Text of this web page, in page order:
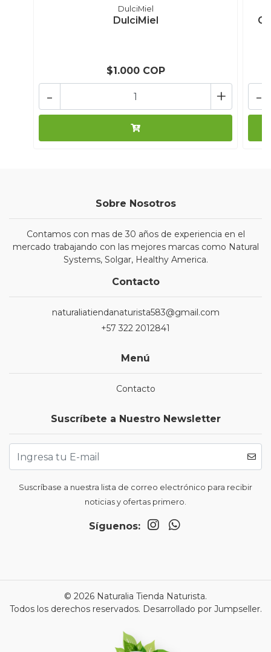
DulciMiel
DulciMiel
$1.000 COP
+
- -
Sobre Nosotros
Contamos con mas de 30 años de experiencia en el
mercado trabajando con las mejores marcas como Natural
Systems, Solgar, Healthy America.
Contacto
naturaliatiendanaturista583@gmail.com
+57 322 2012841
Menú
Contacto
Suscríbete a Nuestro Newsletter
Suscríbase a nuestra lista de correo electrónico para recibir
noticias y ofertas primero.
Síguenos:
© 2026 Naturalia Tienda Naturista.
Todos los derechos reservados. Desarrollado por Jumpseller.